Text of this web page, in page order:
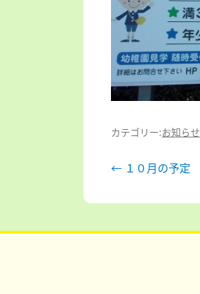
カテゴリー:お知らせ
投
稿
ナ
← １０月の予定